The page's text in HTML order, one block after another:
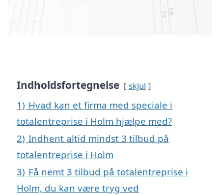
Indholdsfortegnelse skjul
1) Hvad kan et firma med speciale i
totalentreprise i Holm hjælpe med?
2) Indhent altid mindst 3 tilbud på
totalentreprise i Holm
3) Få nemt 3 tilbud på totalentreprise i
Holm, du kan være tryg ved